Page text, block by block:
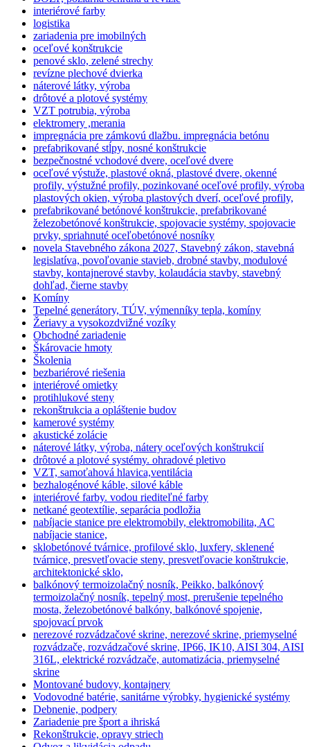
interiérové farby
logistika
zariadenia pre imobilných
oceľové konštrukcie
penové sklo, zelené strechy
revízne plechové dvierka
náterové látky, výroba
drôtové a plotové systémy
VZT potrubia, výroba
elektromery ,merania
impregnácia pre zámkovú dlažbu. impregnácia betónu
prefabrikované stĺpy, nosné konštrukcie
bezpečnostné vchodové dvere, oceľové dvere
oceľové výstuže, plastové okná, plastové dvere, okenné
profily, výstužné profily, pozinkované oceľové profily, výroba
plastových okien, výroba plastových dverí, oceľové profily,
prefabrikované betónové konštrukcie, prefabrikované
železobetónové konštrukcie, spojovacie systémy, spojovacie
prvky, spriahnuté oceľobetónové nosníky
novela Stavebného zákona 2027, Stavebný zákon, stavebná
legislatíva, povoľovanie stavieb, drobné stavby, modulové
stavby, kontajnerové stavby, kolaudácia stavby, stavebný
dohľad, čierne stavby
Komíny
Tepelné generátory, TÚV, výmenníky tepla, komíny
Žeriavy a vysokozdvižné vozíky
Obchodné zariadenie
Škárovacie hmoty
Školenia
bezbariérové riešenia
interiérové omietky
protihlukové steny
rekonštrukcia a opláštenie budov
kamerové systémy
akustické zolácie
náterové látky, výroba, nátery oceľových konštrukcií
drôtové a plotové systémy. ohradové pletivo
VZT, samoťahová hlavica,ventilácia
bezhalogénové káble, silové káble
interiérové farby. vodou riediteľné farby
netkané geotextílie, separácia podložia
nabíjacie stanice pre elektromobily, elektromobilita, AC
nabíjacie stanice,
sklobetónové tvárnice, profilové sklo, luxfery, sklenené
tvárnice, presvetľovacie steny, presvetľovacie konštrukcie,
architektonické sklo,
balkónový termoizolačný nosník, Peikko, balkónový
termoizolačný nosník, tepelný most, prerušenie tepelného
mosta, železobetónové balkóny, balkónové spojenie,
spojovací prvok
nerezové rozvádzačové skrine, nerezové skrine, priemyselné
rozvádzače, rozvádzačové skrine, IP66, IK10, AISI 304, AISI
316L, elektrické rozvádzače, automatizácia, priemyselné
skrine
Montované budovy, kontajnery
Vodovodné batérie, sanitárne výrobky, hygienické systémy
Debnenie, podpery
Zariadenie pre šport a ihriská
Rekonštrukcie, opravy striech